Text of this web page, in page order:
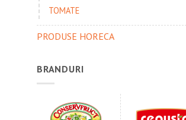
TOMATE
PRODUSE HORECA
BRANDURI